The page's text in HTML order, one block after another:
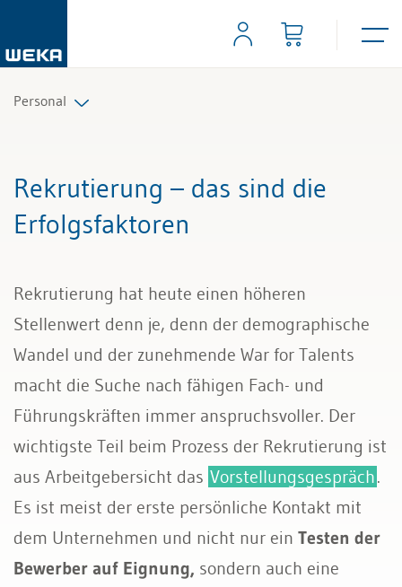
Personal
Arbeitsverträge und Reglemente
Lohn und Gehalt
Personalführung und Personalentwicklung
Kündigung & Arbeitszeugnis
Sozialversicherungen
Rekrutierung – das sind die
Erfolgsfaktoren
Rekrutierung hat heute einen höheren
Stellenwert denn je, denn der demographische
Wandel und der zunehmende War for Talents
macht die Suche nach fähigen Fach- und
Führungskräften immer anspruchsvoller. Der
wichtigste Teil beim Prozess der Rekrutierung ist
aus Arbeitgebersicht das Vorstellungsgespräch.
Es ist meist der erste persönliche Kontakt mit
dem Unternehmen und nicht nur ein Testen der
Bewerber auf Eignung, sondern auch eine